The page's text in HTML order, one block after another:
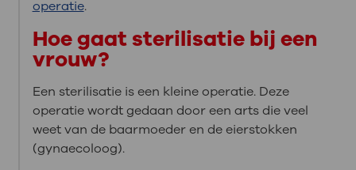
operatie.
Hoe gaat sterilisatie bij een
vrouw?
Een sterilisatie is een kleine operatie. Deze
operatie wordt gedaan door een arts die veel
weet van de baarmoeder en de eierstokken
(gynaecoloog).